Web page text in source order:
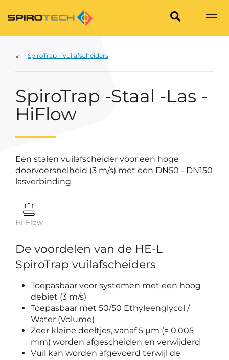
SpiroTrap - Vuilafscheiders
SpiroTrap -Staal -Las -
HiFlow
Een stalen vuilafscheider voor een hoge
doorvoersnelheid (3 m/s) met een DN50 - DN150
lasverbinding
Hi-Flow
De voordelen van de HE-L
SpiroTrap vuilafscheiders
Toepasbaar voor systemen met een hoog
debiet (3 m/s)
Toepasbaar met 50/50 Ethyleenglycol /
Water (Volume)
Zeer kleine deeltjes, vanaf 5 μm (= 0.005
mm) worden afgescheiden en verwijderd
Vuil kan worden afgevoerd terwijl de